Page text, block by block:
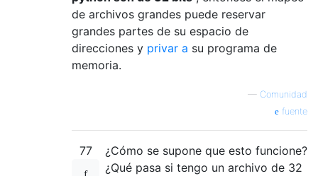
de archivos grandes puede reservar
grandes partes de su espacio de
direcciones y privar a su programa de
memoria.
— Comunidad
fuente
77
¿Cómo se supone que esto funcione?
¿Qué pasa si tengo un archivo de 32